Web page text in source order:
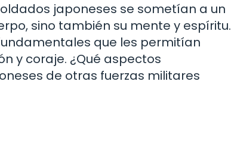
japoneses se sometían a un
sino también su mente y espíritu.
que les permitían
y coraje. ¿Qué aspectos
de otras fuerzas militares